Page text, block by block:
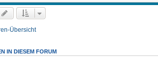
Übersicht
IN DIESEM FORUM